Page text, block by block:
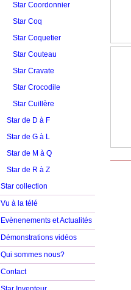
Star Coordonnier
Star Coq
Star Coquetier
Star Couteau
Star Cravate
Star Crocodile
Star Cuillère
Star de D à F
Star de G à L
Star de M à Q
Star de R à Z
Star collection
Vu à la télé
Evènenements et Actualités
Démonstrations vidéos
Qui sommes nous?
Contact